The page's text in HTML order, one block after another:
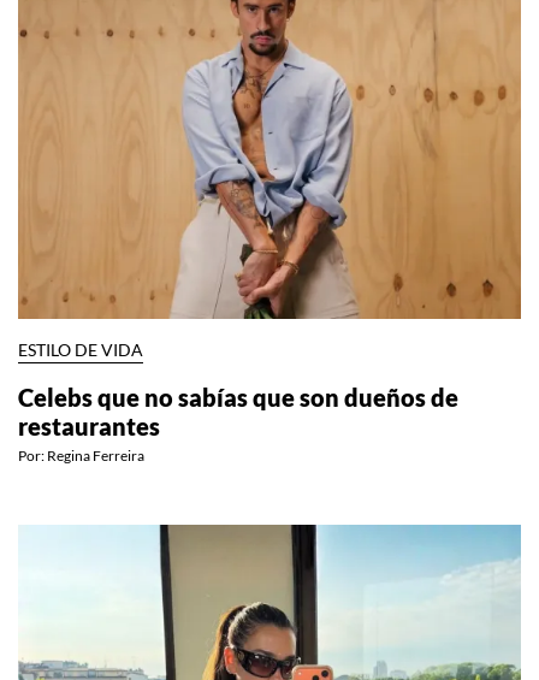
ESTILO DE VIDA
Celebs que no sabías que son dueños de
restaurantes
Por: Regina Ferreira